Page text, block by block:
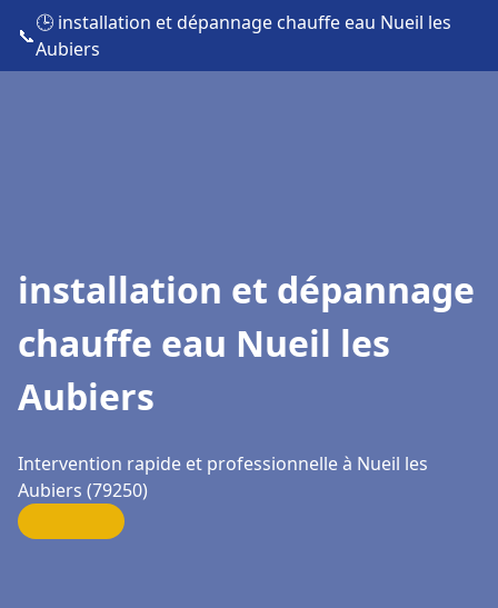
📞
🕒 installation et dépannage chauffe eau Nueil les
Aubiers
installation et dépannage
chauffe eau Nueil les
Aubiers
Intervention rapide et professionnelle à Nueil les
Aubiers (79250)